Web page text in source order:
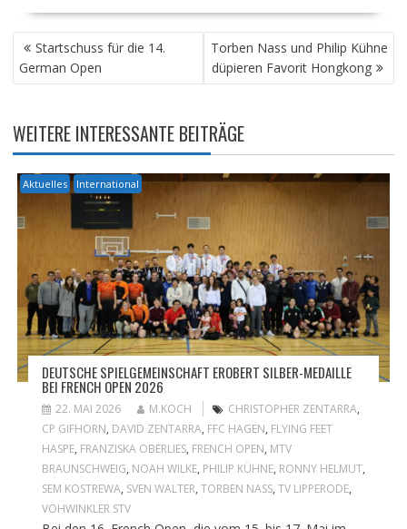
BEITRAGSNAVIGATION
Startschuss für die 14.
German Open
Torben Nass und Philip Kühne
düpieren Favorit Hongkong
WEITERE INTERESSANTE BEITRÄGE
Aktuelles International
DEUTSCHE SPIELGEMEINSCHAFT EROBERT SILBER-MEDAILLE
BEI FRENCH OPEN 2026
22. MAI 2026 M.KOCH CHRISTOPHER ZENTARRA,
CP GIFHORN, DAVID ZENTARRA, FFC HAGEN, FLYING FEET
HASPE, FRANZISKA OBERLIES, FRENCH OPEN, MTV
BRAUNSCHWEIG, NOAH WILKE, PHILIP KÜHNE, RONNY HELMUT,
SEM KOSTREWA, SVEN WALTER, TORBEN NASS, TV LIPPERODE,
VOHWINKLER STV